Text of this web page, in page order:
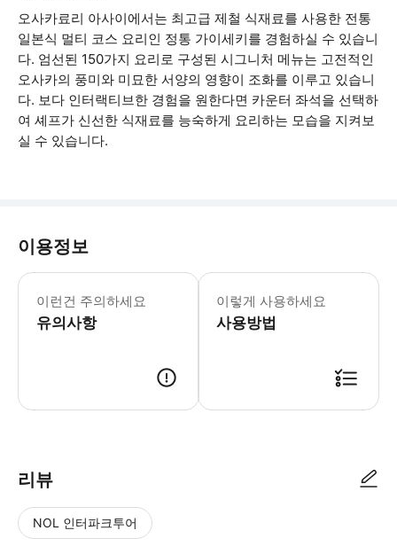
오사카료리 아사이에서는 최고급 제철 식재료를 사용한 전통
일본식 멀티 코스 요리인 정통 가이세키를 경험하실 수 있습니
다. 엄선된 150가지 요리로 구성된 시그니처 메뉴는 고전적인
오사카의 풍미와 미묘한 서양의 영향이 조화를 이루고 있습니
다. 보다 인터랙티브한 경험을 원한다면 카운터 좌석을 선택하
여 셰프가 신선한 식재료를 능숙하게 요리하는 모습을 지켜보
실 수 있습니다.
이용정보
이런건 주의하세요
유의사항
어린이 규정 - 12세 이하 어린이는 별
이렇게 사용하세요
사용방법
리뷰
NOL 인터파크투어